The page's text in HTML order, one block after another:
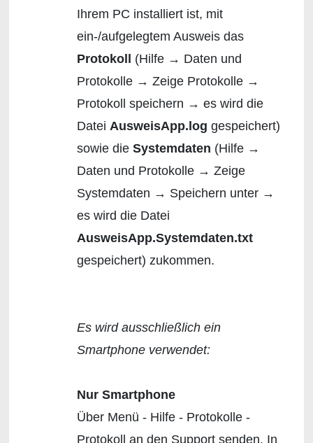
Ihrem PC installiert ist, mit
ein-/aufgelegtem Ausweis das
Protokoll (Hilfe → Daten und
Protokolle → Zeige Protokolle →
Protokoll speichern → es wird die
Datei AusweisApp.log gespeichert)
sowie die Systemdaten (Hilfe →
Daten und Protokolle → Zeige
Systemdaten → Speichern unter →
es wird die Datei
AusweisApp.Systemdaten.txt
gespeichert) zukommen.
Es wird ausschließlich ein
Smartphone verwendet:
Nur Smartphone
Über Menü - Hilfe - Protokolle -
Protokoll an den Support senden. In